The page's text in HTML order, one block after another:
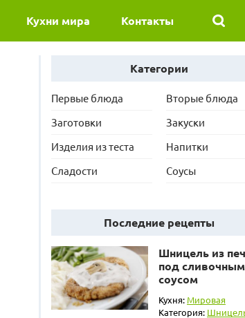
Кухни мира Контакты
Категории
Первые блюда
Вторые блюда
Заготовки
Закуски
Изделия из теста
Напитки
Сладости
Соусы
Последние рецепты
Шницель из
под сливочным
соусом
Кухня: Мировая
Категория: